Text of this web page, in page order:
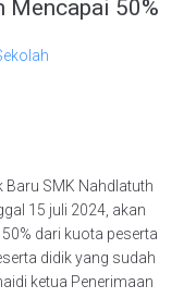
Mencapai 50%
Baru SMK Nahdlatuth
15 juli 2024, akan
dari kuota peserta
didik yang sudah
ketua Penerimaan